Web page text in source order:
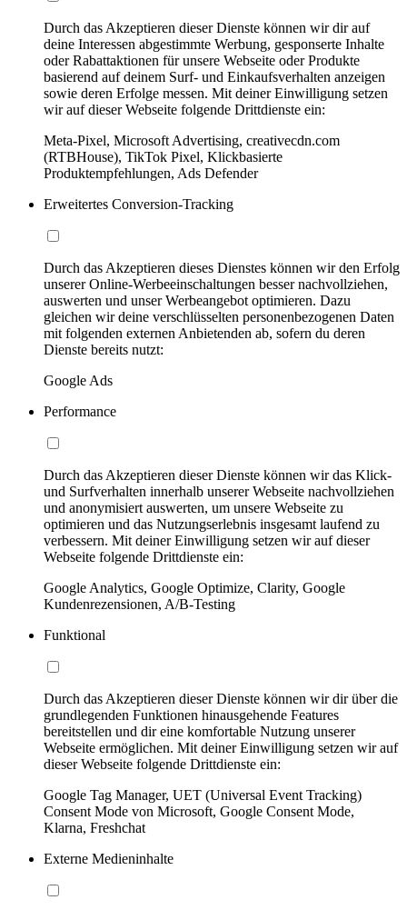
Durch das Akzeptieren dieser Dienste können wir dir auf
deine Interessen abgestimmte Werbung, gesponserte Inhalte
oder Rabattaktionen für unsere Webseite oder Produkte
basierend auf deinem Surf- und Einkaufsverhalten anzeigen
sowie deren Erfolge messen. Mit deiner Einwilligung setzen
wir auf dieser Webseite folgende Drittdienste ein:
Meta-Pixel, Microsoft Advertising, creativecdn.com
(RTBHouse), TikTok Pixel, Klickbasierte
Produktempfehlungen, Ads Defender
Erweitertes Conversion-Tracking
Durch das Akzeptieren dieses Dienstes können wir den Erfolg
unserer Online-Werbeeinschaltungen besser nachvollziehen,
auswerten und unser Werbeangebot optimieren. Dazu
gleichen wir deine verschlüsselten personenbezogenen Daten
mit folgenden externen Anbietenden ab, sofern du deren
Dienste bereits nutzt:
Google Ads
Performance
Durch das Akzeptieren dieser Dienste können wir das Klick-
und Surfverhalten innerhalb unserer Webseite nachvollziehen
und anonymisiert auswerten, um unsere Webseite zu
optimieren und das Nutzungserlebnis insgesamt laufend zu
verbessern. Mit deiner Einwilligung setzen wir auf dieser
Webseite folgende Drittdienste ein:
Google Analytics, Google Optimize, Clarity, Google
Kundenrezensionen, A/B-Testing
Funktional
Durch das Akzeptieren dieser Dienste können wir dir über die
grundlegenden Funktionen hinausgehende Features
bereitstellen und dir eine komfortable Nutzung unserer
Webseite ermöglichen. Mit deiner Einwilligung setzen wir auf
dieser Webseite folgende Drittdienste ein:
Google Tag Manager, UET (Universal Event Tracking)
Consent Mode von Microsoft, Google Consent Mode,
Klarna, Freshchat
Externe Medieninhalte